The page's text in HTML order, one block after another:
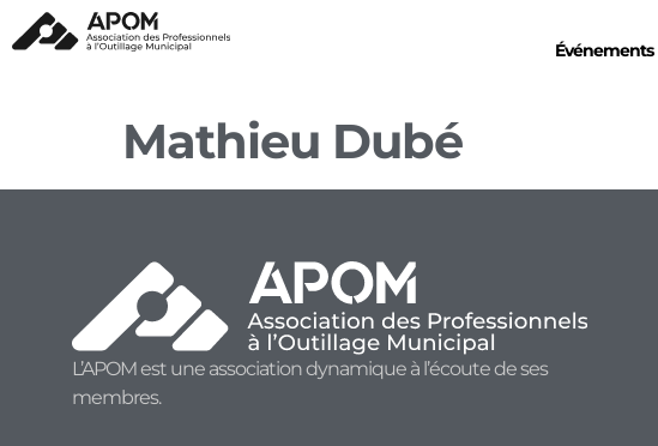
Événements
Mathieu Dubé
L’APOM est une association dynamique à l’écoute de ses
membres.